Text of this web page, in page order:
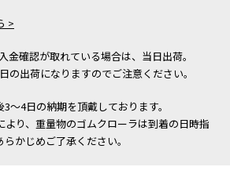
>
金確認が取れている場合は、当日出荷。
の出荷になりますのでご注意ください。
～4日の納期を頂戴しております。
り、重量物のゴムクローラは到着の日時指
かじめご了承ください。